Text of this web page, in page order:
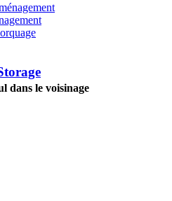
dans le voisinage